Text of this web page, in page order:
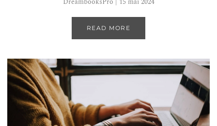
READ MORE